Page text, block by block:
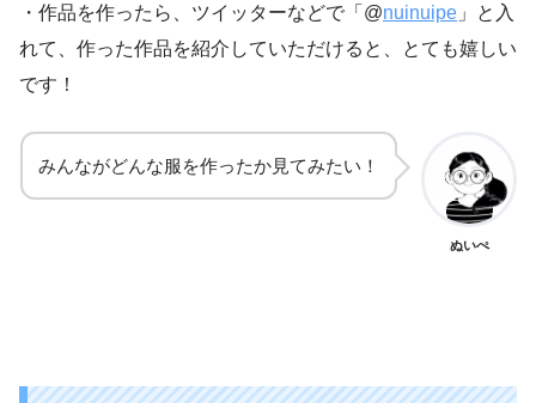
・作品を作ったら、ツイッターなどで「@nuinuipe 」と入
れて、作った作品を紹介していただけると、とても嬉しい
です！
みんながどんな服を作ったか見てみたい！
ぬいぺ